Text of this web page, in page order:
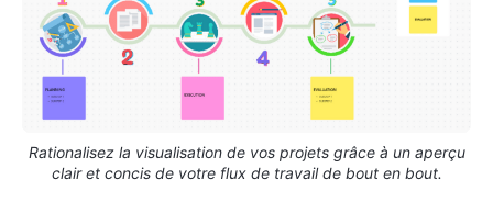
Rationalisez la visualisation de vos projets grâce à un aperçu
clair et concis de votre flux de travail de bout en bout.